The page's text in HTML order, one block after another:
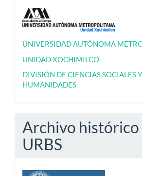
UNIVERSIDAD AUTÓNOMA
UNIDAD XOCHIMILCO
DIVISIÓN DE CIENCIAS SOCIALES Y
HUMANIDADES
Archivo histórico
URBS